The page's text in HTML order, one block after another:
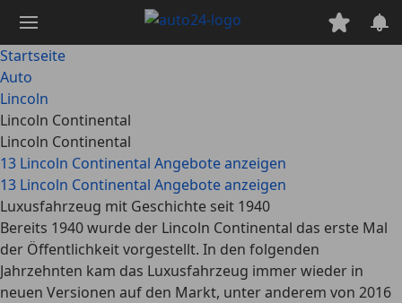
Hauptinhalt
springen
Startseite
Auto
Lincoln
Lincoln Continental
Lincoln Continental
13 Lincoln Continental Angebote anzeigen
13 Lincoln Continental Angebote anzeigen
Luxusfahrzeug mit Geschichte seit 1940
Bereits 1940 wurde der Lincoln Continental das erste Mal
der Öffentlichkeit vorgestellt. In den folgenden
Jahrzehnten kam das Luxusfahrzeug immer wieder in
neuen Versionen auf den Markt, unter anderem von 2016